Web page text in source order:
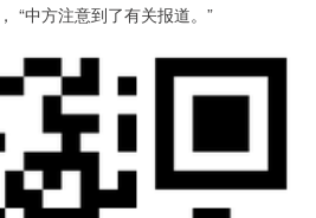
中方注意到了有关报道。”